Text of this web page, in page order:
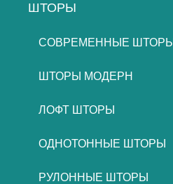
ШТОРЫ
СОВРЕМЕННЫЕ ШТОРЫ
ШТОРЫ МОДЕРН
ЛОФТ ШТОРЫ
ОДНОТОННЫЕ ШТОРЫ
РУЛОННЫЕ ШТОРЫ